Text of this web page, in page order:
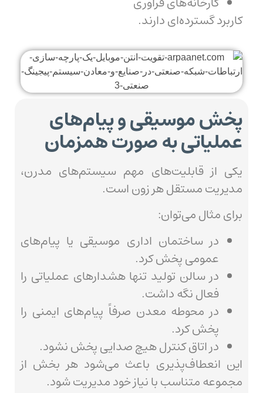
کاربرد گسترده‌ای دارند.
پخش موسیقی و پیام‌های
عملیاتی به صورت همزمان
یکی از قابلیت‌های مهم سیستم‌های مدرن،
مدیریت مستقل هر زون است.
برای مثال می‌توان:
در ساختمان اداری موسیقی یا پیام‌های
عمومی پخش کرد.
در سالن تولید تنها هشدارهای عملیاتی را
فعال نگه داشت.
در محوطه معدن صرفاً پیام‌های ایمنی را
پخش کرد.
در اتاق کنترل هیچ صدایی پخش نشود.
این انعطاف‌پذیری باعث می‌شود هر بخش از
مجموعه متناسب با نیاز خود مدیریت شود.